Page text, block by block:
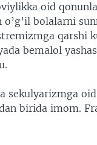
oid
bolalarni
qarshi
bemalol
sekulyarizmga
birida imom.